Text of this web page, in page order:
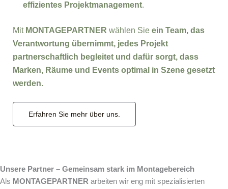
effizientes Projektmanagement.
Mit MONTAGEPARTNER wählen Sie ein Team, das
Verantwortung übernimmt, jedes Projekt
partnerschaftlich begleitet und dafür sorgt, dass
Marken, Räume und Events optimal in Szene gesetzt
werden.
Erfahren Sie mehr über uns.
Unsere Partner – Gemeinsam stark im Montagebereich
Als MONTAGEPARTNER arbeiten wir eng mit spezialisierten